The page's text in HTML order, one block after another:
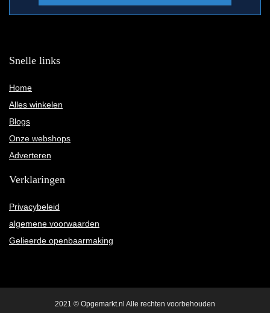
Snelle links
Home
Alles winkelen
Blogs
Onze webshops
Adverteren
Verklaringen
Privacybeleid
algemene voorwaarden
Gelieerde openbaarmaking
2021 © Opgemarkt.nl Alle rechten voorbehouden